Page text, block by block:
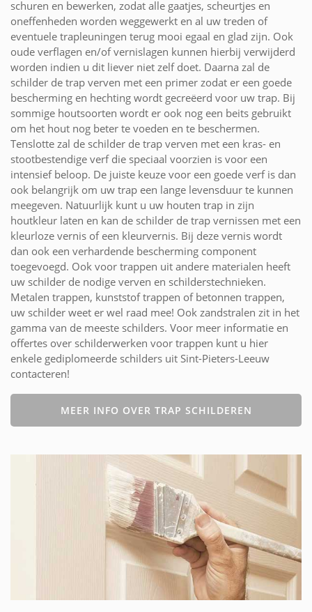
schuren en bewerken, zodat alle gaatjes, scheurtjes en
oneffenheden worden weggewerkt en al uw treden of
eventuele trapleuningen terug mooi egaal en glad zijn. Ook
oude verflagen en/of vernislagen kunnen hierbij verwijderd
worden indien u dit liever niet zelf doet. Daarna zal de
schilder de trap verven met een primer zodat er een goede
bescherming en hechting wordt gecreëerd voor uw trap. Bij
sommige houtsoorten wordt er ook nog een beits gebruikt
om het hout nog beter te voeden en te beschermen.
Tenslotte zal de schilder de trap verven met een kras- en
stootbestendige verf die speciaal voorzien is voor een
intensief beloop. De juiste keuze voor een goede verf is dan
ook belangrijk om uw trap een lange levensduur te kunnen
meegeven. Natuurlijk kunt u uw houten trap in zijn
houtkleur laten en kan de schilder de trap vernissen met een
kleurloze vernis of een kleurvernis. Bij deze vernis wordt
dan ook een verhardende bescherming component
toegevoegd. Ook voor trappen uit andere materialen heeft
uw schilder de nodige verven en schilderstechnieken.
Metalen trappen, kunststof trappen of betonnen trappen,
uw schilder weet er wel raad mee! Ook zandstralen zit in het
gamma van de meeste schilders. Voor meer informatie en
offertes over schilderwerken voor trappen kunt u hier
enkele gediplomeerde schilders uit Sint-Pieters-Leeuw
contacteren!
MEER INFO OVER TRAP SCHILDEREN